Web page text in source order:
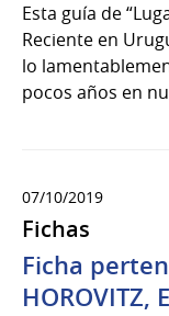
Esta guía de
Reciente en
lo
pocos años en
07/10/2019
Fichas
Ficha
HOROVITZ,